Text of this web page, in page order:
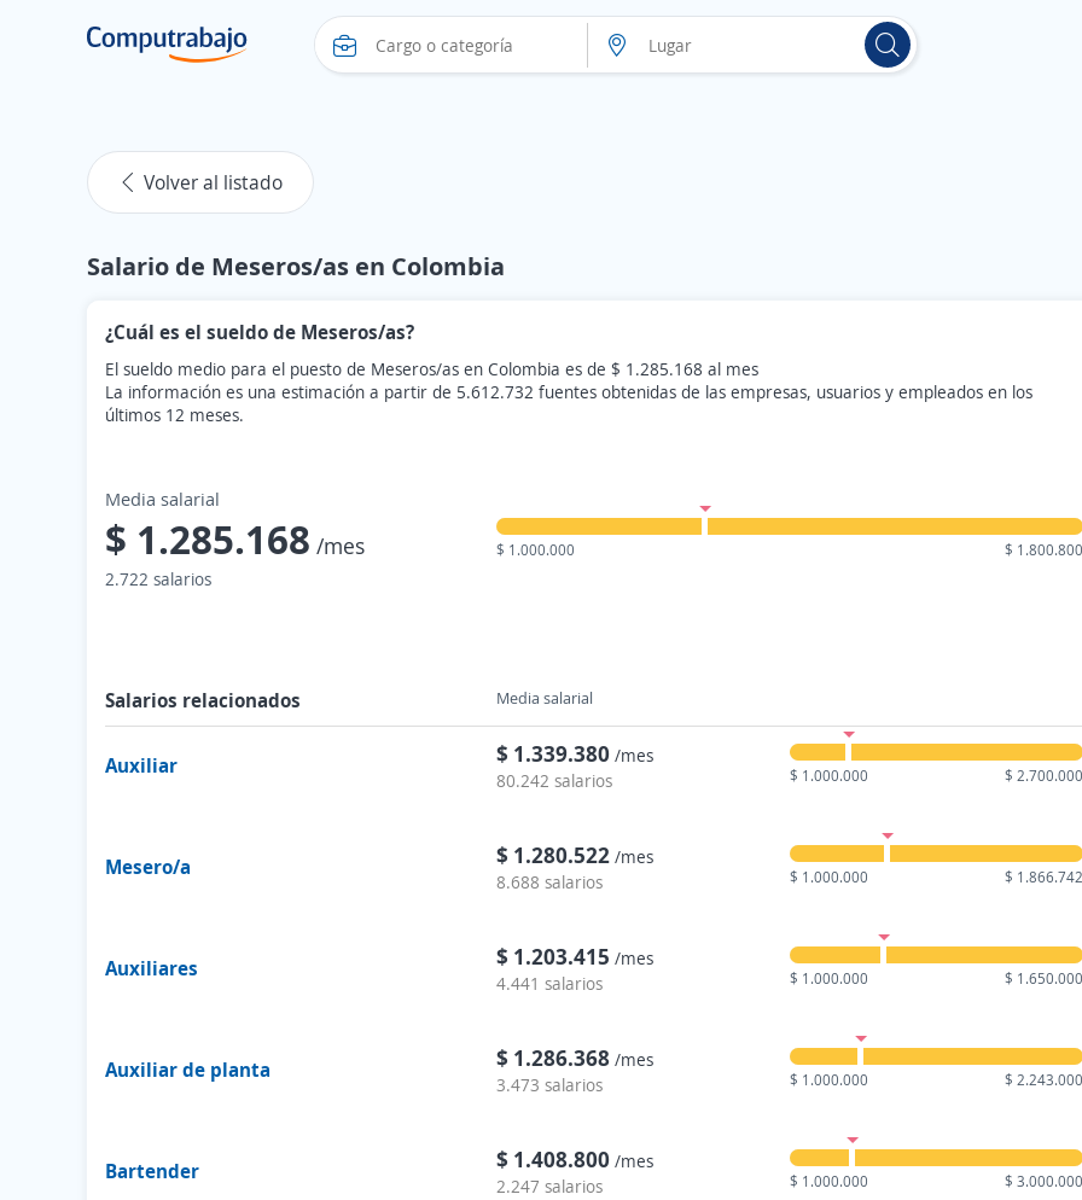
Volver al listado
Salario de Meseros/as en Colombia
¿Cuál es el sueldo de Meseros/as?
El sueldo medio para el puesto de Meseros/as en Colombia es de $ 1.285.168 al mes
La información es una estimación a partir de 5.612.732 fuentes obtenidas de las empresas, usuarios y empleados en los
últimos 12 meses.
Media salarial
$ 1.285.168 /mes
2.722 salarios
$ 1.000.000 $ 1.800.800
Salarios relacionados Media salarial
Auxiliar $ 1.339.380 /mes
80.242 salarios
$ 1.000.000 $ 2.700.000
Mesero/a $ 1.280.522 /mes
8.688 salarios
$ 1.000.000 $ 1.866.742
Auxiliares $ 1.203.415 /mes
4.441 salarios
$ 1.000.000 $ 1.650.000
Auxiliar de planta $ 1.286.368 /mes
3.473 salarios
$ 1.000.000 $ 2.243.000
Bartender $ 1.408.800 /mes
2.247 salarios
$ 1.000.000 $ 3.000.000